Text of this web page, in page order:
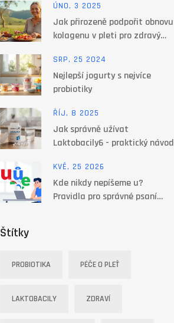
ÚNO, 3 2025
Jak přirozeně podpořit obnovu
kolagenu v pleti pro zdravý
SRP, 25 2024
Nejlepší jogurty s nejvíce
probiotiky
ŘÍJ, 8 2025
Jak správně užívat
Laktobacily6 - praktický návod
KVĚ, 25 2026
Kde nikdy nepíšeme u?
Pravidla pro správné psaní
Štítky
PROBIOTIKA PÉČE O PLEŤ
LAKTOBACILY ZDRAVÍ